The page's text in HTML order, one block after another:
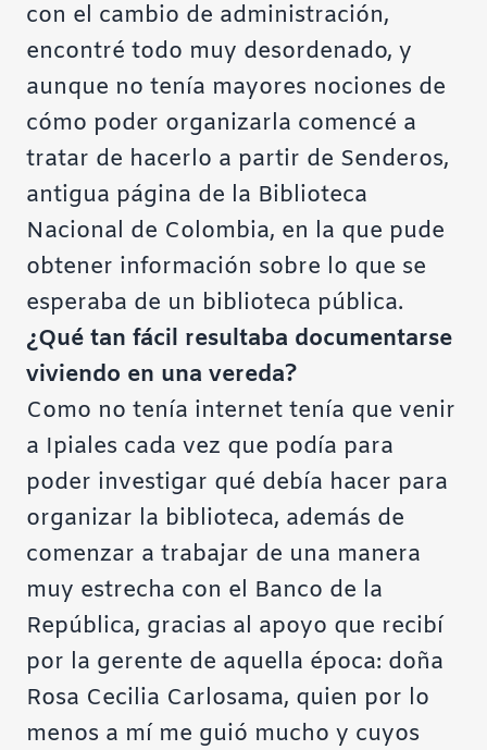
con el cambio de administración,
encontré todo muy desordenado, y
aunque no tenía mayores nociones de
cómo poder organizarla comencé a
tratar de hacerlo a partir de Senderos,
antigua página de la Biblioteca
Nacional de Colombia, en la que pude
obtener información sobre lo que se
esperaba de un biblioteca pública.
¿Qué tan fácil resultaba documentarse
viviendo en una vereda?
Como no tenía internet tenía que venir
a Ipiales cada vez que podía para
poder investigar qué debía hacer para
organizar la biblioteca, además de
comenzar a trabajar de una manera
muy estrecha con el Banco de la
República, gracias al apoyo que recibí
por la gerente de aquella época: doña
Rosa Cecilia Carlosama, quien por lo
menos a mí me guió mucho y cuyos